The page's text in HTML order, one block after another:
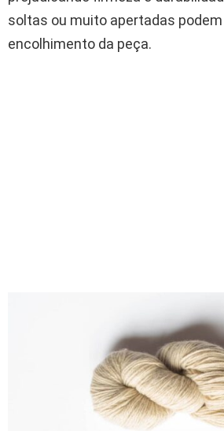
soltas ou muito apertadas
encolhimento da peça.